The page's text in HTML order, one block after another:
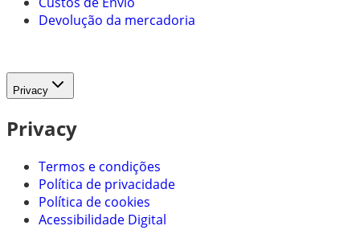
Devolução da mercadoria
Privacy
Privacy
Termos e condições
Política de privacidade
Política de cookies
Acessibilidade Digital